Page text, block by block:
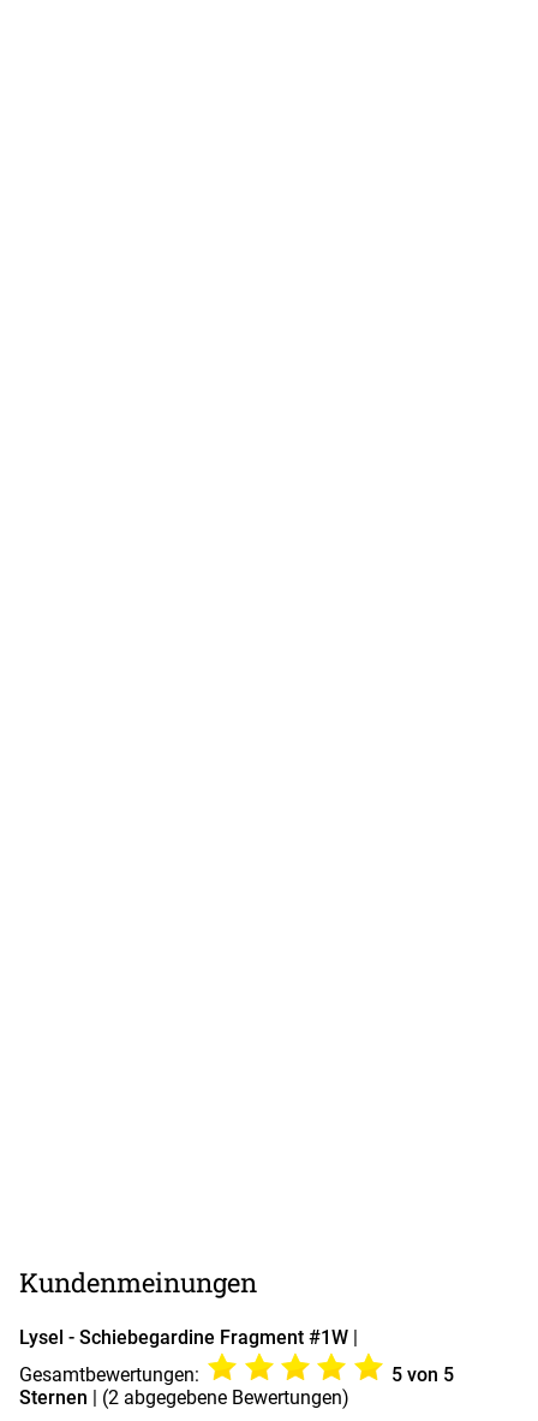
Kundenmeinungen
Lysel - Schiebegardine Fragment #1W |
Gesamtbewertungen:
5von 5
Sternen
| (2 abgegebene Bewertungen)